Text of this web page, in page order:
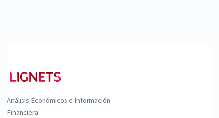
Análisis Económicos e Información
Financiera